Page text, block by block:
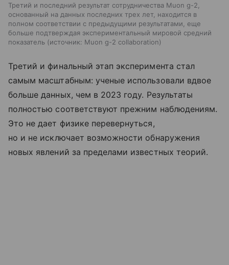
Третий и последний результат сотрудничества Muon g-2,
основанный на данных последних трех лет, находится в
полном соответствии с предыдущими результатами, еще
больше подтверждая экспериментальный мировой средний
показатель
источник: Muon g-2 collaboration
Третий и финальный этап эксперимента стал
самым масштабным: ученые использовали вдвое
больше данных, чем в 2023 году. Результаты
полностью соответствуют прежним наблюдениям.
Это не дает физике перевернуться,
но и не исключает возможности обнаружения
новых явлений за пределами известных теорий.